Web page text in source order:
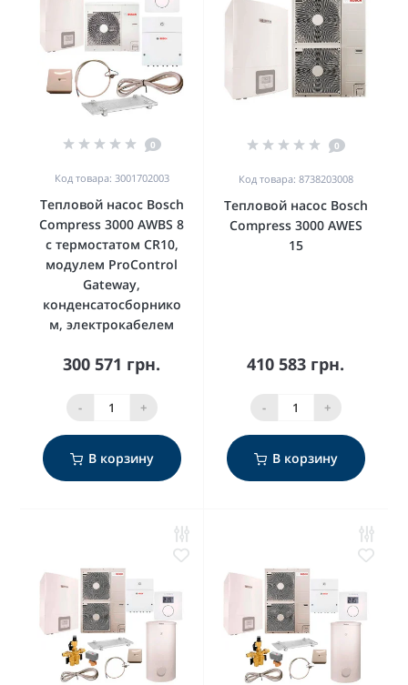
0
Код товара: 3001702003
Тепловой насос Bosch
Compress 3000 AWBS 8
с термостатом CR10,
модулем ProControl
Gateway,
конденсатосборнико
м, электрокабелем
300 571 грн.
- +
В корзину
0
Код товара: 8738203008
Тепловой насос Bosch
Compress 3000 AWES
15
410 583 грн.
- +
В корзину